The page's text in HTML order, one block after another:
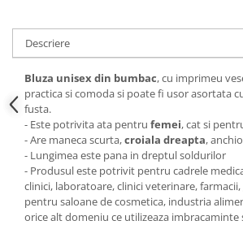
Descriere
Bluza unisex din bumbac, cu imprimeu
practica si comoda si poate fi usor asortata
fusta.
- Este potrivita ata pentru femei, cat si
- Are maneca scurta,croiala dreapta,
- Lungimea este pana in dreptul soldurilor
- Produsul este potrivit pentru cadrele
clinici, laboratoare, clinici veterinare,
pentru saloane de cosmetica, industria
orice alt domeniu ce utilizeaza imbracaminte